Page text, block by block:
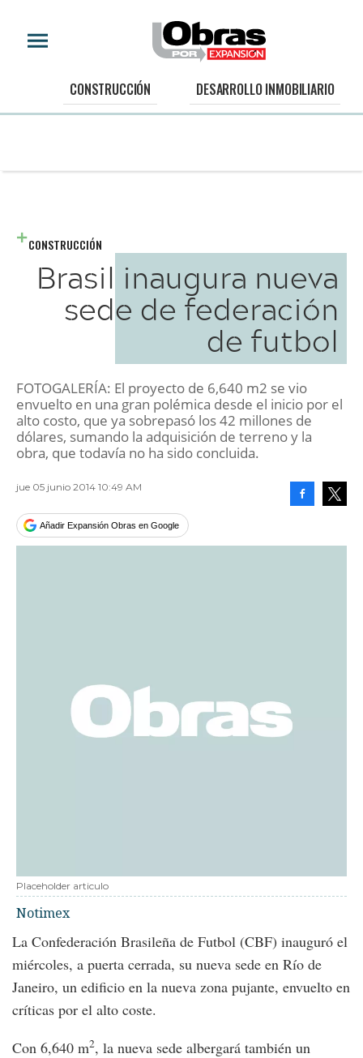
CONSTRUCCIÓN DESARROLLO INMOBILIARIO
CONSTRUCCIÓN
Brasil inaugura nueva
sede de federación
de futbol
FOTOGALERÍA: El proyecto de 6,640 m2 se vio
envuelto en una gran polémica desde el inicio por el
alto costo, que ya sobrepasó los 42 millones de
dólares, sumando la adquisición de terreno y la
obra, que todavía no ha sido concluida.
jue 05 junio 2014 10:49 AM
Añadir Expansión Obras en Google
Placeholder articulo
Notimex
La Confederación Brasileña de Futbol (CBF) inauguró el
miércoles, a puerta cerrada, su nueva sede en Río de
Janeiro, un edificio en la nueva zona pujante, envuelto en
críticas por el alto coste.
Con 6,640 m2, la nueva sede albergará también un